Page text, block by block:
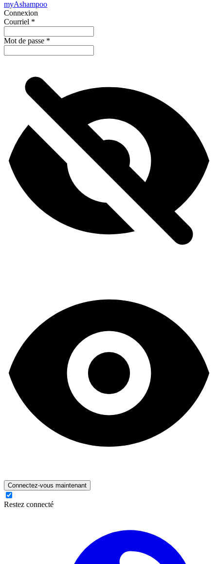
myAshampoo
Connexion
Courriel *
Mot de passe *
Connectez-vous maintenant
Restez connecté